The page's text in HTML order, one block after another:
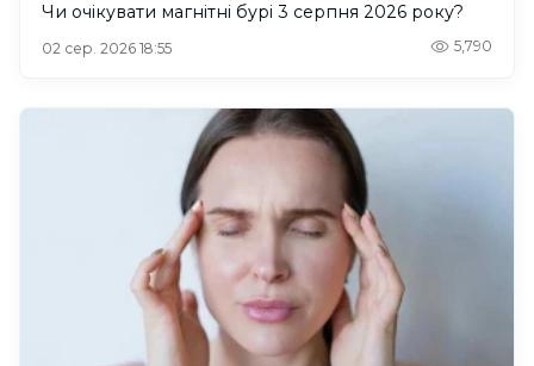
Чи очікувати магнітні бурі 3 серпня 2026 року?
02 сер. 2026 18:55 5,790